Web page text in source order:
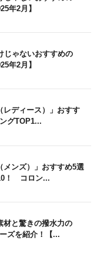
年2月】
じゃないおすすめの
年2月】
レディース）」おすす
グTOP1...
メンズ）」おすすめ5選
！ コロン...
材と驚きの撥水力の
ズを紹介！【...